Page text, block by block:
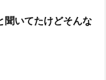
聞いてたけどそんな